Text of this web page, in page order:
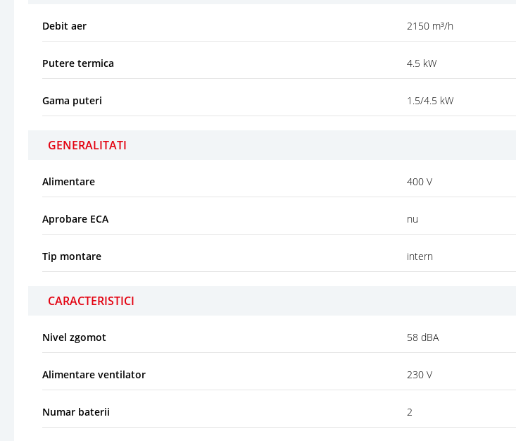
Debit aer 2150 m³/h
Putere termica 4.5 kW
Gama puteri 1.5/4.5 kW
GENERALITATI
Alimentare 400 V
Aprobare ECA nu
Tip montare intern
CARACTERISTICI
Nivel zgomot 58 dBA
Alimentare ventilator 230 V
Numar baterii 2